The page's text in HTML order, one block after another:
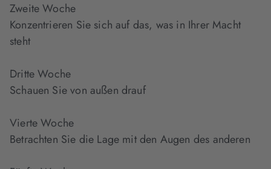
Zweite Woche
Konzentrieren Sie sich auf das, was in Ihrer Macht
steht
Dritte Woche
Schauen Sie von außen drauf
Vierte Woche
Betrachten Sie die Lage mit den Augen des anderen